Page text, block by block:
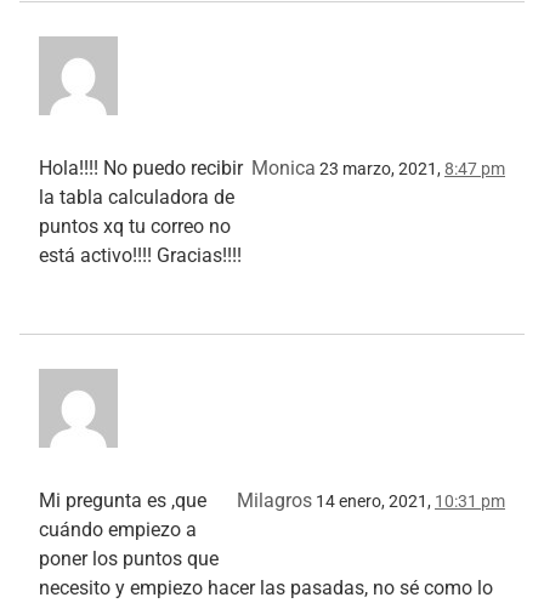
Monica 23 marzo, 2021, 8:47 pm
Hola!!!! No puedo recibir
la tabla calculadora de
puntos xq tu correo no
está activo!!!! Gracias!!!!
Milagros 14 enero, 2021, 10:31 pm
Mi pregunta es ,que
cuándo empiezo a
poner los puntos que
necesito y empiezo hacer las pasadas, no sé como lo